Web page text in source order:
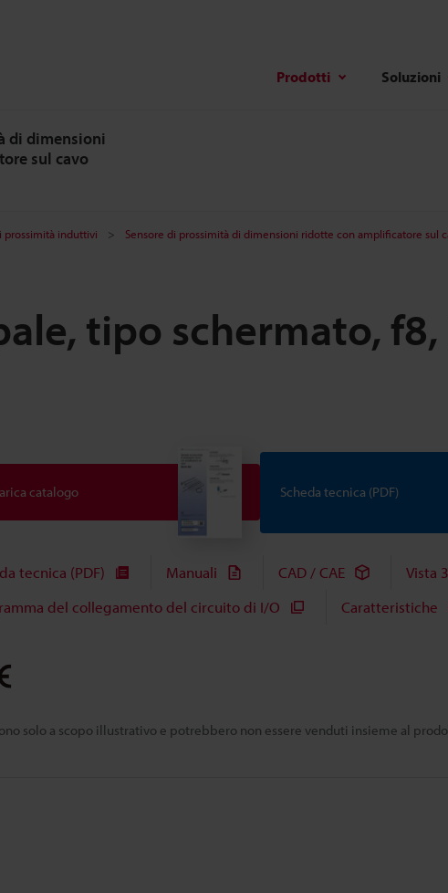
Prodotti Soluzioni
di dimensioni
sul cavo
prossimità induttivi Sensore di prossimità di dimensioni ridotte con amplificatore sul
tipo schermato, f8,
solo a scopo illustrativo e potrebbero non essere venduti insieme al
catalogo Scheda tecnica (PDF)
tecnica (PDF) Manuali CAD / CAE Vista
del collegamento del circuito di I/O
Caratteristiche